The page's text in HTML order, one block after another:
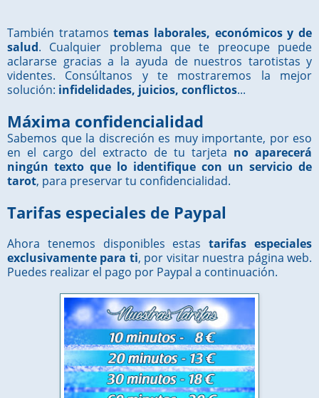
También tratamostemas laborales, económicos y de
salud. Cualquier problema que te preocupe puede
aclararse gracias a la ayuda de nuestros tarotistas y
videntes. Consúltanos y te mostraremos la mejor
solución: infidelidades, juicios, conflictos...
Máxima confidencialidad
Sabemos que la discreción es muy importante, por eso
en el cargo del extracto de tu tarjeta no aparecerá
ningún texto que lo identifique con un servicio de
tarot, para preservar tu confidencialidad.
Tarifas especiales de Paypal
Ahora tenemos disponibles estastarifas especiales
exclusivamente para ti, por visitar nuestra página web.
Puedes realizar el pago por Paypal a continuación.